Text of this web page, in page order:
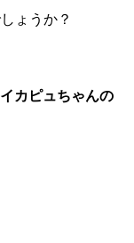
ょうか？
カピュちゃんの